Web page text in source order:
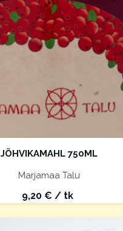
JÕHVIKAMAHL 750ML
Marjamaa Talu
9,20 € / tk